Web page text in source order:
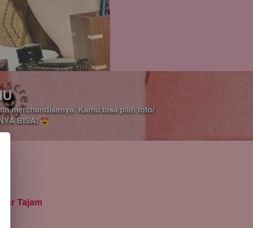
merchandisenya. Kamu bisa pilih foto/
BISA!
Tajam